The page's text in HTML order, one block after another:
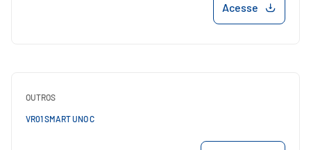
Acesse
OUTROS
VR01 SMART UNO C